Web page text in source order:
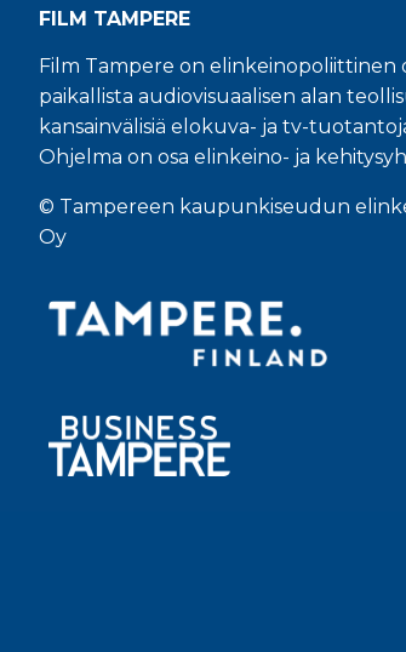
FILM TAMPERE
Film Tampere on
paikallista audiovisuaalisen alan
kansainvälisiä elokuva- ja tv-
Ohjelma on osa elinkeino- ja
© Tampereen kaupunkiseudun
Oy